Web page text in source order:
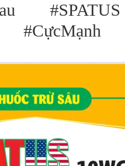
#CựcMạnh